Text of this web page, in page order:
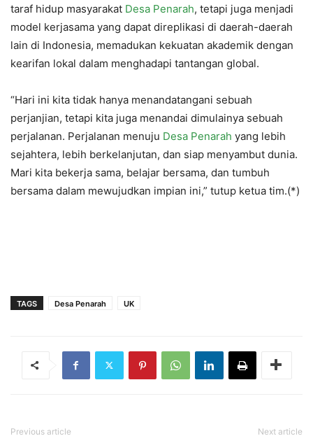
taraf hidup masyarakat Desa Penarah, tetapi juga menjadi
model kerjasama yang dapat direplikasi di daerah-daerah
lain di Indonesia, memadukan kekuatan akademik dengan
kearifan lokal dalam menghadapi tantangan global.
“Hari ini kita tidak hanya menandatangani sebuah
perjanjian, tetapi kita juga menandai dimulainya sebuah
perjalanan. Perjalanan menuju Desa Penarah yang lebih
sejahtera, lebih berkelanjutan, dan siap menyambut dunia.
Mari kita bekerja sama, belajar bersama, dan tumbuh
bersama dalam mewujudkan impian ini,” tutup ketua tim.(*)
TAGS Desa Penarah UK
Previous article Next article